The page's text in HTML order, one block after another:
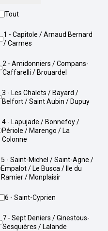
Tout
1 - Capitole / Arnaud Bernard
/ Carmes
2 - Amidonniers / Compans-
Caffarelli / Brouardel
3 - Les Chalets / Bayard /
Belfort / Saint Aubin / Dupuy
4 - Lapujade / Bonnefoy /
Périole / Marengo / La
Colonne
5 - Saint-Michel / Saint-Agne /
Empalot / Le Busca / Ile du
Ramier / Monplaisir
6 - Saint-Cyprien
7 - Sept Deniers / Ginestous-
Sesquières / Lalande